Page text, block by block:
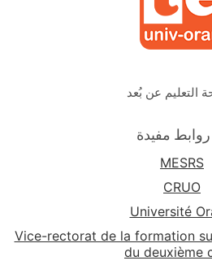
التعليم عن بُعد
مفيدة
MESRS
CRUO
Université
Vice-rectorat de la formation
du deuxième